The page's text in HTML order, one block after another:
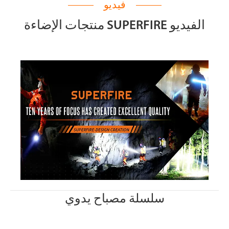
فيديو
منتجات الإضاءة SUPERFIRE الفيديو
سلسلة مصباح يدوي